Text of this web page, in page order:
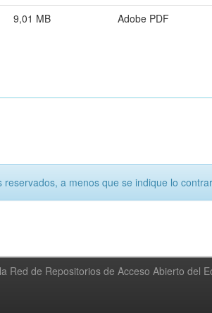
9,01 MB Adobe PDF
a menos que se indique lo
Red de Repositorios de Acceso Abierto del